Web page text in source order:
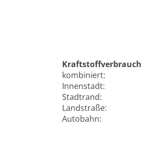
Kraftstoffverbrauch
kombiniert:
Innenstadt:
Stadtrand:
Landstraße:
Autobahn: